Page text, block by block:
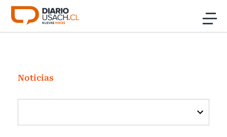
Click acá para ir directamente al contenido
Investigación
Cultura
Programas Radio y TV Usach
Noticias